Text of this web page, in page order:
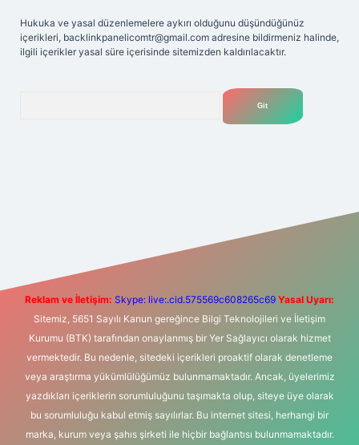
Hukuka ve yasal düzenlemelere aykırı olduğunu düşündüğünüz
içerikleri, backlinkpanelicomtr@gmail.com adresine bildirmeniz halinde,
ilgili içerikler yasal süre içerisinde sitemizden kaldırılacaktır.
Reklam ve İletişim: Skype: live:.cid.575569c608265c69 Yasal Uyarı:
Sitemiz, 5651 Sayılı Kanun gereğince Bilgi Teknolojileri ve İletişim
Kurumu (BTK) tarafından onaylanmış bir Yer Sağlayıcı olarak hizmet
vermektedir. Bu nedenle, sitedeki içerikleri proaktif olarak denetleme
veya araştırma yükümlülüğümüz bulunmamaktadır. Ancak, üyelerimiz
yazdıkları içeriklerin sorumluluğunu taşımakta olup, siteye üye olarak
bu sorumluluğu kabul etmiş sayılırlar. Bu internet sitesi, herhangi bir
marka, kurum veya şahıs şirketi ile hiçbir bağlantısı bulunmamaktadır.